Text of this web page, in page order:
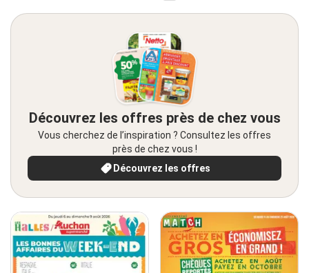
Découvrez les offres près de chez vous
Vous cherchez de l’inspiration ? Consultez les offres
près de chez vous !
Découvrez les offres